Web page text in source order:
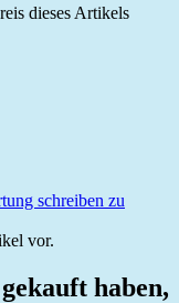
dieses Artikels
schreiben zu
vor.
haben,